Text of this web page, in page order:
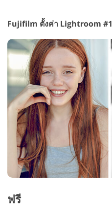
Fujifilm ตั้งค่า Lightroom
ฟรี